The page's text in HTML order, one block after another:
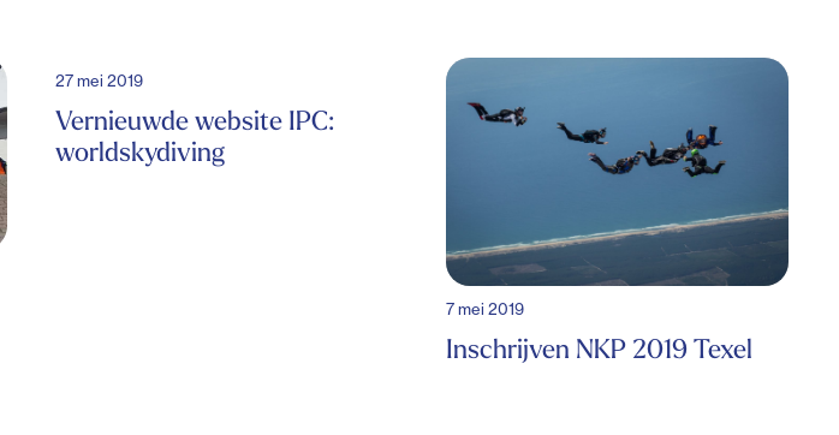
27 mei 2019
Vernieuwde website IPC:
worldskydiving
7 mei 2019
Inschrijven NKP 2019 Texel